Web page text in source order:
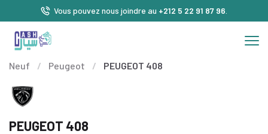
Vous pouvez nous joindre au +212 5 22 91 87 96
Neuf / Peugeot / PEUGEOT 408
PEUGEOT 408